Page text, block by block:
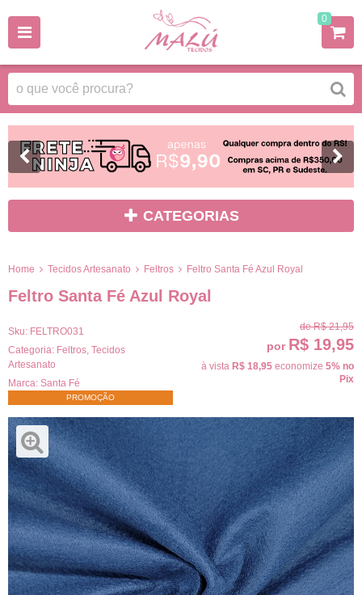
0
CATEGORIAS
Home Tecidos Artesanato Feltros Feltro Santa Fé Azul Royal
Feltro Santa Fé Azul Royal
Sku: FELTRO031
Categoria: Feltros Tecidos
Artesanato
Marca: Santa Fé
PROMOÇÃO
de R$ 21,95
por R$ 19,95
à vista R$ 18,95 economize 5% no
Pix